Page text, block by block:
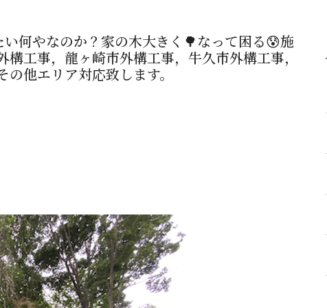
何やなのか？家の木大きく🌳なって困る😰施
工事，龍ヶ崎市外構工事，牛久市外構工事，
他エリア対応致します。